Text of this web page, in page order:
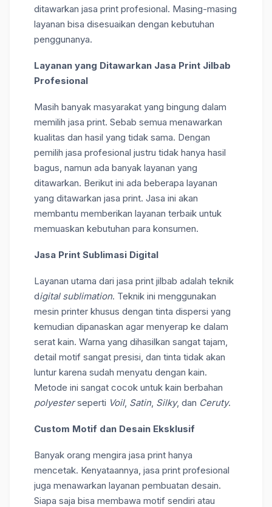
ditawarkan jasa print profesional. Masing-masing
layanan bisa disesuaikan dengan kebutuhan
penggunanya.
Layanan yang Ditawarkan Jasa Print Jilbab
Profesional
Masih banyak masyarakat yang bingung dalam
memilih jasa print. Sebab semua menawarkan
kualitas dan hasil yang tidak sama. Dengan
pemilih jasa profesional justru tidak hanya hasil
bagus, namun ada banyak layanan yang
ditawarkan. Berikut ini ada beberapa layanan
yang ditawarkan jasa print. Jasa ini akan
membantu memberikan layanan terbaik untuk
memuaskan kebutuhan para konsumen.
Jasa Print Sublimasi Digital
Layanan utama dari jasa print jilbab adalah teknik
digital sublimation. Teknik ini menggunakan
mesin printer khusus dengan tinta dispersi yang
kemudian dipanaskan agar menyerap ke dalam
serat kain. Warna yang dihasilkan sangat tajam,
detail motif sangat presisi, dan tinta tidak akan
luntur karena sudah menyatu dengan kain.
Metode ini sangat cocok untuk kain berbahan
polyesterseperti Voil, Satin, Silky, dan Ceruty.
Custom Motif dan Desain Eksklusif
Banyak orang mengira jasa print hanya
mencetak. Kenyataannya, jasa print profesional
juga menawarkan layanan pembuatan desain.
Siapa saja bisa membawa motif sendiri atau